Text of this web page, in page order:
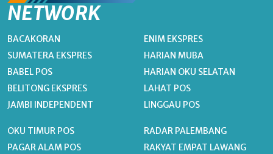
NETWORK
BACAKORAN
SUMATERA EKSPRES
BABEL POS
BELITONG EKSPRES
JAMBI INDEPENDENT
ENIM EKSPRES
HARIAN MUBA
HARIAN OKU SELATAN
LAHAT POS
LINGGAU POS
OKU TIMUR POS
PAGAR ALAM POS
RADAR PALEMBANG
RAKYAT EMPAT LAWANG